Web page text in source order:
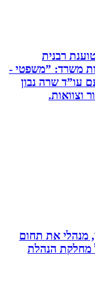
רבנית
משרד: ”משפטי -
שרה נבון
את תחום
הנהלת